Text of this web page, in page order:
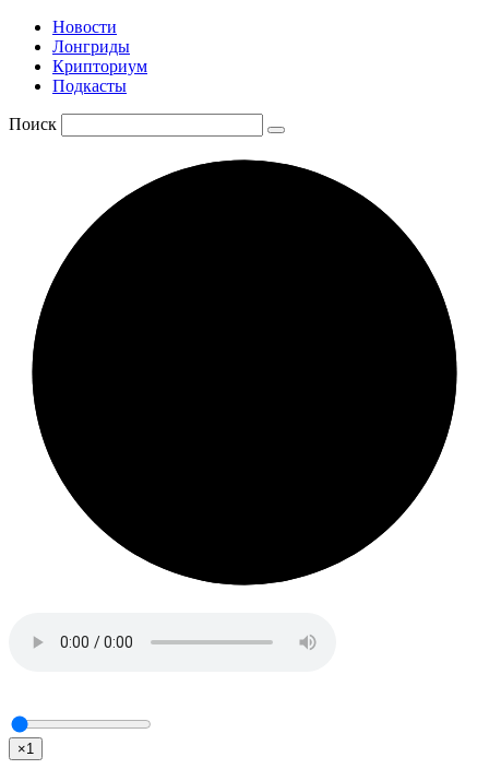
Новости
Лонгриды
Крипториум
Подкасты
Поиск
×1